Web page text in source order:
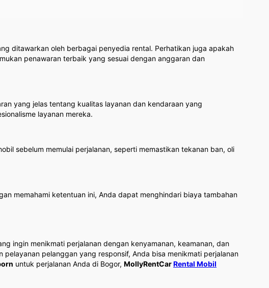
ditawarkan oleh berbagai penyedia rental. Perhatikan juga apakah
penawaran terbaik yang sesuai dengan anggaran dan
yang jelas tentang kualitas layanan dan kendaraan yang
layanan mereka.
sebelum memulai perjalanan, seperti memastikan tekanan ban, oli
memahami ketentuan ini, Anda dapat menghindari biaya tambahan
ingin menikmati perjalanan dengan kenyamanan, keamanan, dan
pelanggan yang responsif, Anda bisa menikmati perjalanan
untuk perjalanan Anda di Bogor, MollyRentCarRental Mobil